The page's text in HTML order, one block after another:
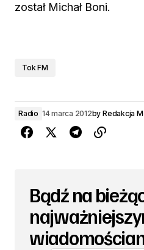
został Michał Boni.
Tok FM
Radio 14 marca 2012by Redakcja
Bądź na